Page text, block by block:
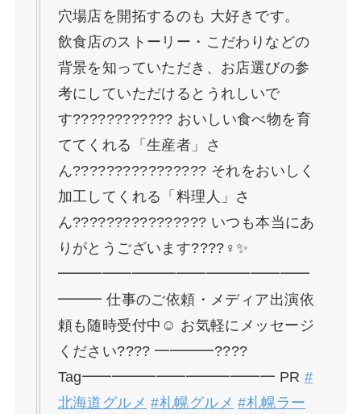
穴場店を開拓するのも 大好きです。
飲食店のストーリー・こだわりなどの
背景を知っていただき、お店選びの参
考にしていただけるとうれしいで
す???????????? おいしい食べ物を育
ててくれる「生産者」さ
ん????‍????????‍???? それをおいしく
加工してくれる「料理人」さ
ん????‍????????‍???? いつも本当にあ
りがとうございます????‍♀️✨
━━━━━━━━━━━━━━━━━
━━━ 仕事のご依頼・メディア出演依
頼も随時受付中☺️ お気軽にメッセージ
ください???? ━━━━????
Tag━━━━━━━━━━━━━ PR #
北海道グルメ #札幌グルメ #札幌ラー